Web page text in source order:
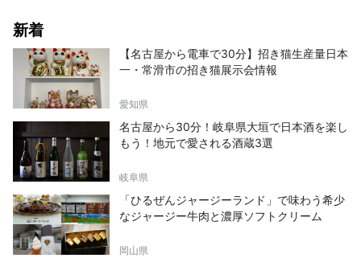
新着
【名古屋から電車で30分】招き猫生産量日本
一・常滑市の招き猫展示会情報
愛知県
名古屋から30分！岐阜県大垣で日本酒を楽し
もう！地元で愛される酒蔵3選
岐阜県
「ひるぜんジャージーランド」で味わう希少
なジャージー牛肉と濃厚ソフトクリーム
岡山県